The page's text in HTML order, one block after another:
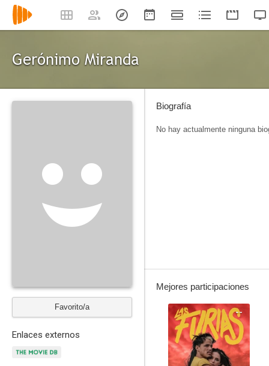
Gerónimo Miranda
Favorito/a
Enlaces externos
Biografía
No hay actualmente ninguna
Mejores participaciones
--